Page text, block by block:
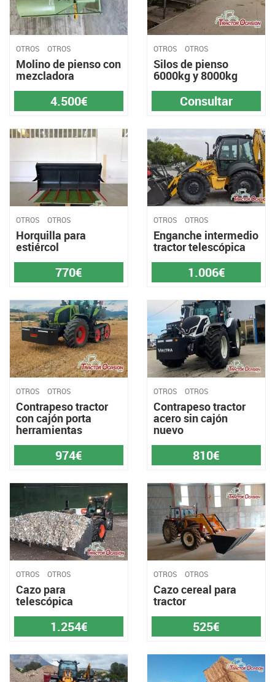
OTROS OTROS
Molino de pienso con
mezcladora
4.500€
OTROS OTROS
Silos de pienso
6000kg y 8000kg
Consultar
OTROS OTROS
Horquilla para
estiércol
770€
OTROS OTROS
Enganche intermedio
tractor telescópica
1.006€
OTROS OTROS
Contrapeso tractor
con cajón porta
herramientas
974€
OTROS OTROS
Contrapeso tractor
acero sin cajón
nuevo
810€
OTROS OTROS
Cazo para
telescópica
1.254€
OTROS OTROS
Cazo cereal para
tractor
525€